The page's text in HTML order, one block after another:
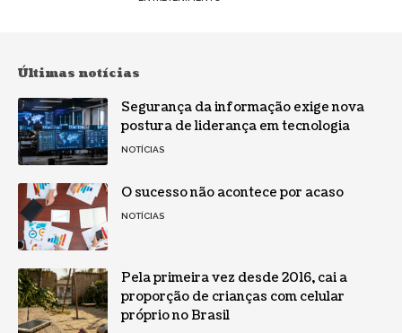
Últimas notícias
Segurança da informação exige nova
postura de liderança em tecnologia
NOTÍCIAS
O sucesso não acontece por acaso
NOTÍCIAS
Pela primeira vez desde 2016, cai a
proporção de crianças com celular
próprio no Brasil